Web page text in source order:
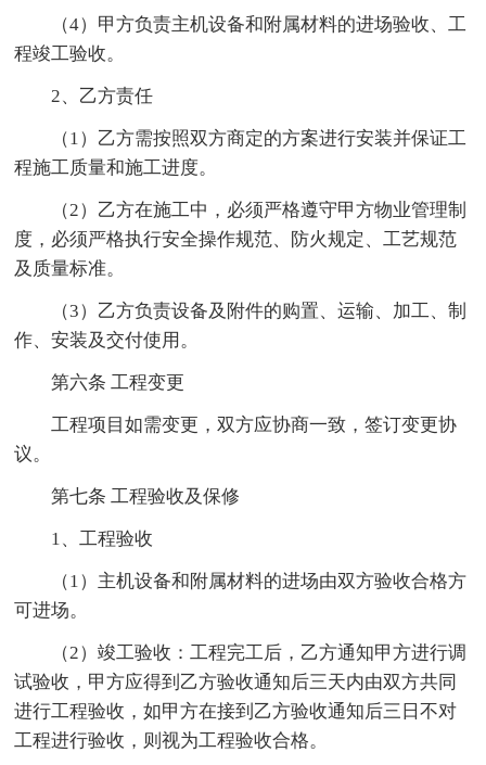
（4）甲方负责主机设备和附属材料的进场验收、工
程竣工验收。
2、乙方责任
（1）乙方需按照双方商定的方案进行安装并保证工
程施工质量和施工进度。
（2）乙方在施工中，必须严格遵守甲方物业管理制
度，必须严格执行安全操作规范、防火规定、工艺规范
及质量标准。
（3）乙方负责设备及附件的购置、运输、加工、制
作、安装及交付使用。
第六条 工程变更
工程项目如需变更，双方应协商一致，签订变更协
议。
第七条 工程验收及保修
1、工程验收
（1）主机设备和附属材料的进场由双方验收合格方
可进场。
（2）竣工验收：工程完工后，乙方通知甲方进行调
试验收，甲方应得到乙方验收通知后三天内由双方共同
进行工程验收，如甲方在接到乙方验收通知后三日不对
工程进行验收，则视为工程验收合格。